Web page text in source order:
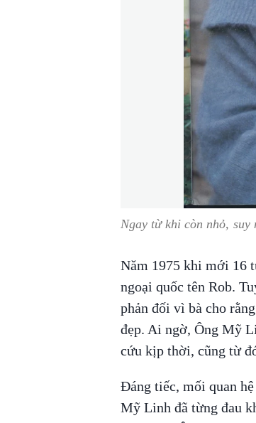
Ngay từ khi còn nhỏ,
Năm 1975 khi mới 16
ngoại quốc tên Rob.
phản đối vì bà cho
đẹp. Ai ngờ, Ông Mỹ
cứu kịp thời, cũng từ
Đáng tiếc, mối quan
Mỹ Linh đã từng đau